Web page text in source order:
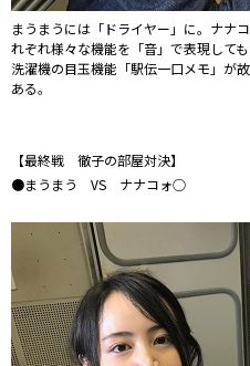
まうまうには「ドライヤー」に。ナナ
れぞれ様々な機能を「音」で表現して
洗濯機の目玉機能「駅伝一口メモ」が
ある。
【最終戦 徹子の部屋対決】
●まうまう VS ナナコォ○